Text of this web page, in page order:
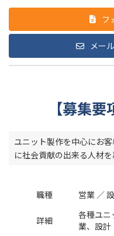
フ
メー
【募集
ユニット製作を中心にお
に社会貢献の出来る人材を
職種 営業 ／
詳細
各種ユニ
業、設計